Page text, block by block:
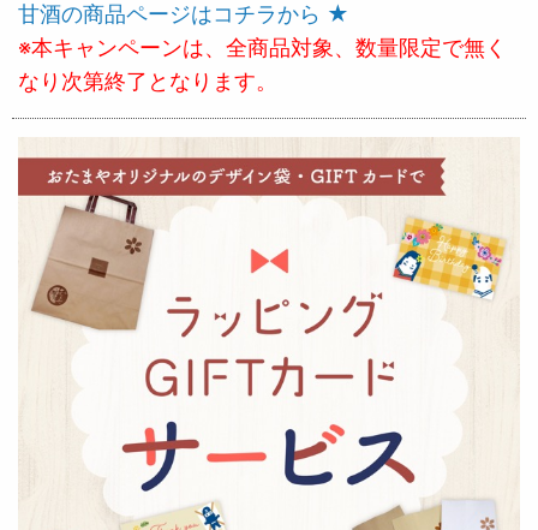
甘酒の商品ページはコチラから ★
※本キャンペーンは、全商品対象、数量限定で無く
なり次第終了となります。